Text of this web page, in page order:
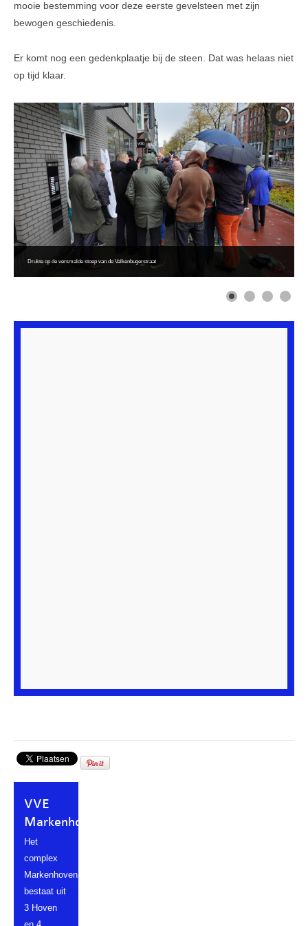
mooie bestemming voor deze eerste gevelsteen met zijn
bewogen geschiedenis.
Er komt nog een gedenkplaatje bij de steen. Dat was helaas niet
op tijd klaar.
Drukte op de versmalde stoep van de Valkenbugerstraat
VVE
Markenhoven
Het
complex
Markenhoven
bestaat uit
3 Hoven